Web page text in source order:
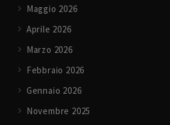
Maggio 2026
Aprile 2026
Marzo 2026
Febbraio 2026
Gennaio 2026
Novembre 2025